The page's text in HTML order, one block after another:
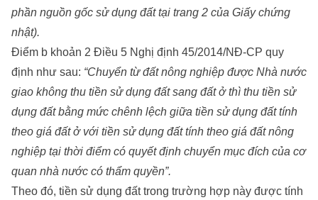
phần nguồn gốc sử dụng đất tại trang 2 của Giấy chứng
nhật).
Điểm b khoản 2 Điều 5 Nghị định 45/2014/NĐ-CP quy
định như sau: “Chuyển từ đất nông nghiệp được Nhà nước
giao không thu tiền sử dụng đất sang đất ở thì thu tiền sử
dụng đất bằng mức chênh lệch giữa tiền sử dụng đất tính
theo giá đất ở với tiền sử dụng đất tính theo giá đất nông
nghiệp tại thời điểm có quyết định chuyển mục đích của cơ
quan nhà nước có thẩm quyền”.
Theo đó, tiền sử dụng đất trong trường hợp này được tính